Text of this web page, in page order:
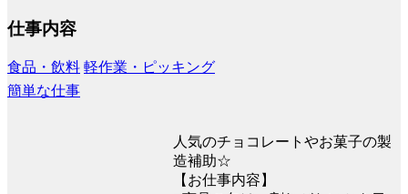
仕事内容
食品・飲料 軽作業・ピッキング
簡単な仕事
人気のチョコレートやお菓子の製
造補助☆
【お仕事内容】